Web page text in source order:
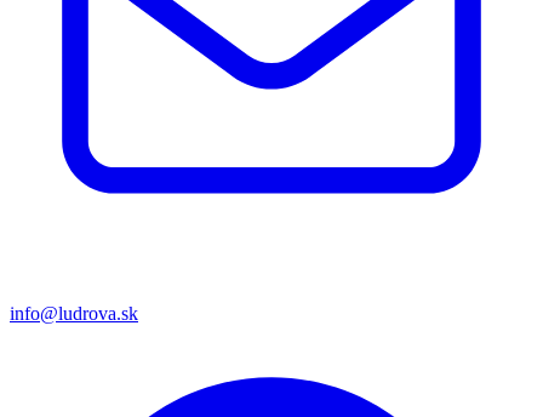
info@ludrova.sk